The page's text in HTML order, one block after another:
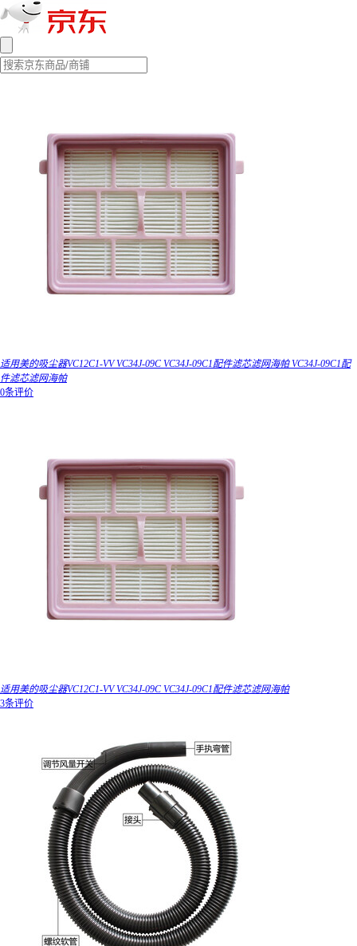
适用美的吸尘器VC12C1-VV VC34J-09C VC34J-09C1配件滤芯滤网海帕 VC34J-09C1配
件滤芯滤网海帕
0条评价
适用美的吸尘器VC12C1-VV VC34J-09C VC34J-09C1配件滤芯滤网海帕
3条评价